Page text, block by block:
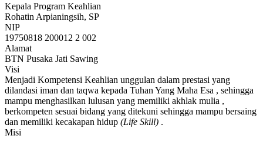
Kepala Program Keahlian
Rohatin Arpianingsih, SP
NIP
19750818 200012 2 002
Alamat
BTN Pusaka Jati Sawing
Visi
Menjadi Kompetensi Keahlian unggulan dalam prestasi yang
dilandasi iman dan taqwa kepada Tuhan Yang Maha Esa , sehingga
mampu menghasilkan lulusan yang memiliki akhlak mulia ,
berkompeten sesuai bidang yang ditekuni sehingga mampu bersaing
dan memiliki kecakapan hidup (Life Skill) .
Misi